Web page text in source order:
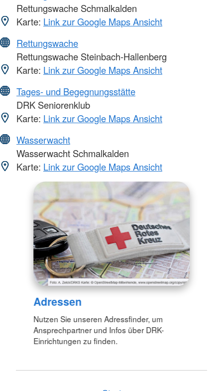
Rettungswache Schmalkalden
Karte: Link zur Google Maps Ansicht
Rettungswache
Rettungswache Steinbach-Hallenberg
Karte: Link zur Google Maps Ansicht
Tages- und Begegnungsstätte
DRK Seniorenklub
Karte: Link zur Google Maps Ansicht
Wasserwacht
Wasserwacht Schmalkalden
Karte: Link zur Google Maps Ansicht
Adressen
Nutzen Sie unseren Adressfinder, um
Ansprechpartner und Infos über DRK-
Einrichtungen zu finden.